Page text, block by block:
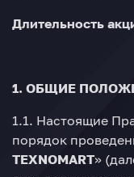
Длительность
1. ОБЩИЕ
1.1. Настоящие
порядок
TEXNOMART»